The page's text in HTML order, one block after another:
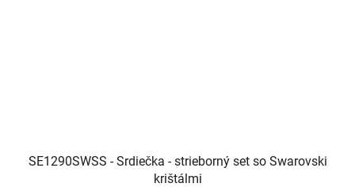
SE1290SWSS - Srdiečka - strieborný set so Swarovski
krištálmi